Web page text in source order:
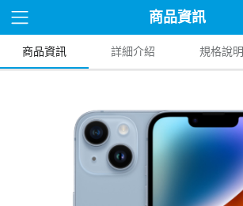
商品資訊
商品資訊 詳細介紹 規格說明